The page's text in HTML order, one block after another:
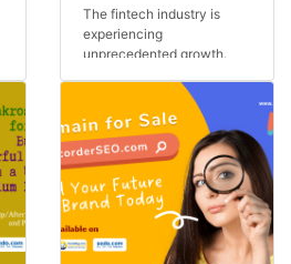
The fintech industry is
experiencing
unprecedented growth.